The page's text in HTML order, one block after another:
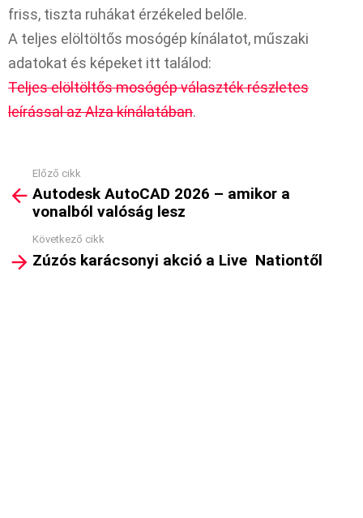
friss, tiszta ruhákat érzékeled belőle.​
A teljes elöltöltős mosógép kínálatot, műszaki
adatokat és képeket itt találod:
Teljes elöltöltős mosógép választék részletes
leírással az Alza kínálatában.​
more
Előző cikk
Autodesk AutoCAD 2026 – amikor a
vonalból valóság lesz
Következő cikk
Zúzós karácsonyi akció a Live Nationtől